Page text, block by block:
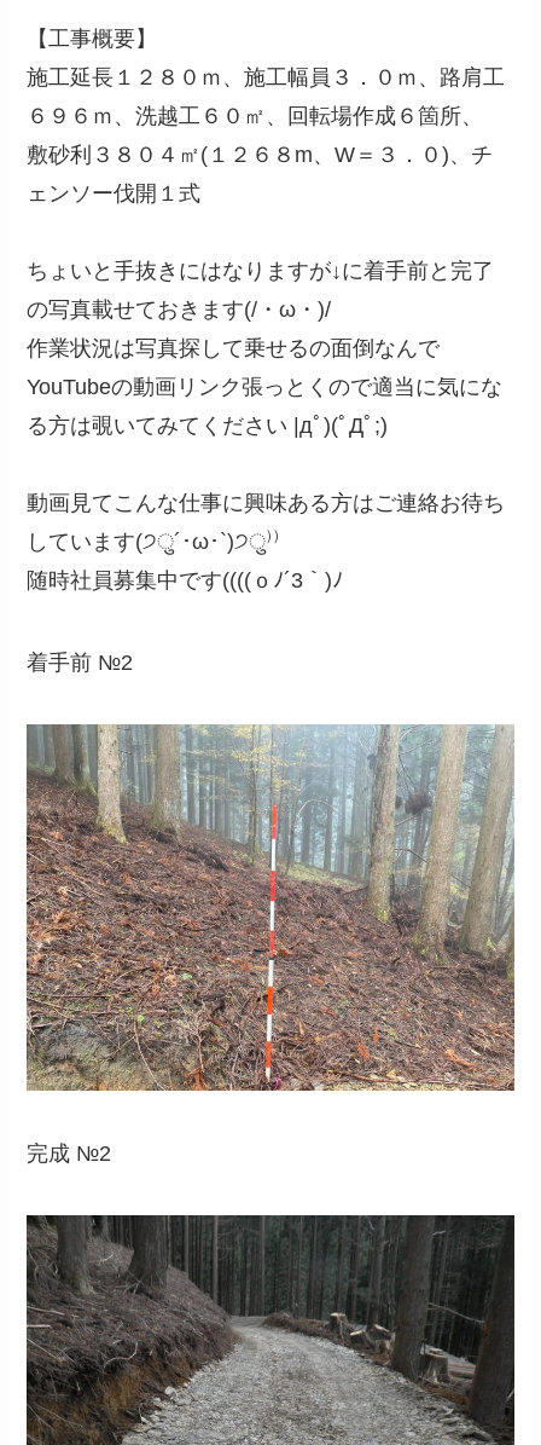
【工事概要】
施工延長１２８０ｍ、施工幅員３．０ｍ、路肩工
６９６ｍ、洗越工６０㎡、回転場作成６箇所、
敷砂利３８０４㎡(１２６８m、W＝３．０)、チ
ェンソー伐開１式
ちょいと手抜きにはなりますが↓に着手前と完了
の写真載せておきます(/・ω・)/
作業状況は写真探して乗せるの面倒なんで
YouTubeの動画リンク張っとくので適当に気にな
る方は覗いてみてください |дﾟ)(ﾟДﾟ;)
動画見てこんな仕事に興味ある方はご連絡お待ち
しています(੭ु´･ω･`)੭ु⁾⁾
随時社員募集中です((((ｏﾉ´3｀)ﾉ
着手前 №2
完成 №2